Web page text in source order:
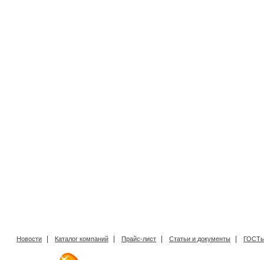
Новости Каталог компаний Прайс-лист Статьи и документы